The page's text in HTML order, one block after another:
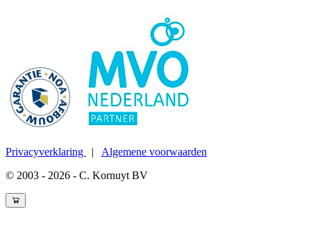
Privacyverklaring | Algemene voorwaarden
© 2003 - 2026 - C. Kornuyt BV